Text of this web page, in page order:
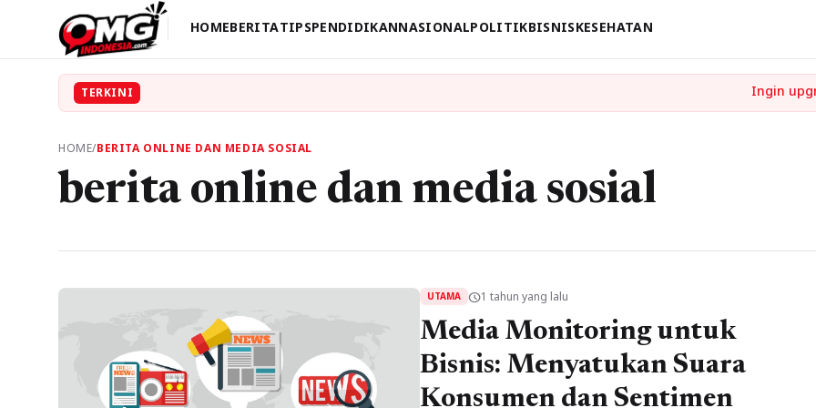
HOMEBERITATIPSPENDIDIKANNASIONALPOLITIKBISNISKESEHATAN
TERKINI
HOME/BERITA ONLINE DAN MEDIA SOSIAL
berita online dan media sosial
UTAMA schedule1 tahun yang lalu
Media Monitoring untuk
Bisnis: Menyatukan Suara
Konsumen dan Sentimen